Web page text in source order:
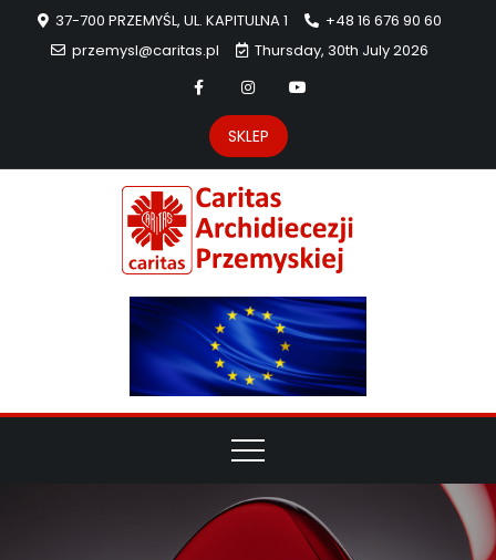
37-700 PRZEMYŚL, UL. KAPITULNA 1
+48 16 676 90 60
przemysl@caritas.pl
Thursday, 30th July 2026
SKLEP